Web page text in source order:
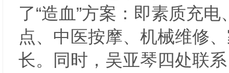
了“造血”方案：即素质充
点、中医按摩、机械维修
长。同时，吴亚琴四处联